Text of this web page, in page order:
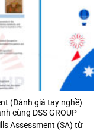
(Đánh giá tay nghề)
cùng DSS GROUP
Assessment (SA) từ